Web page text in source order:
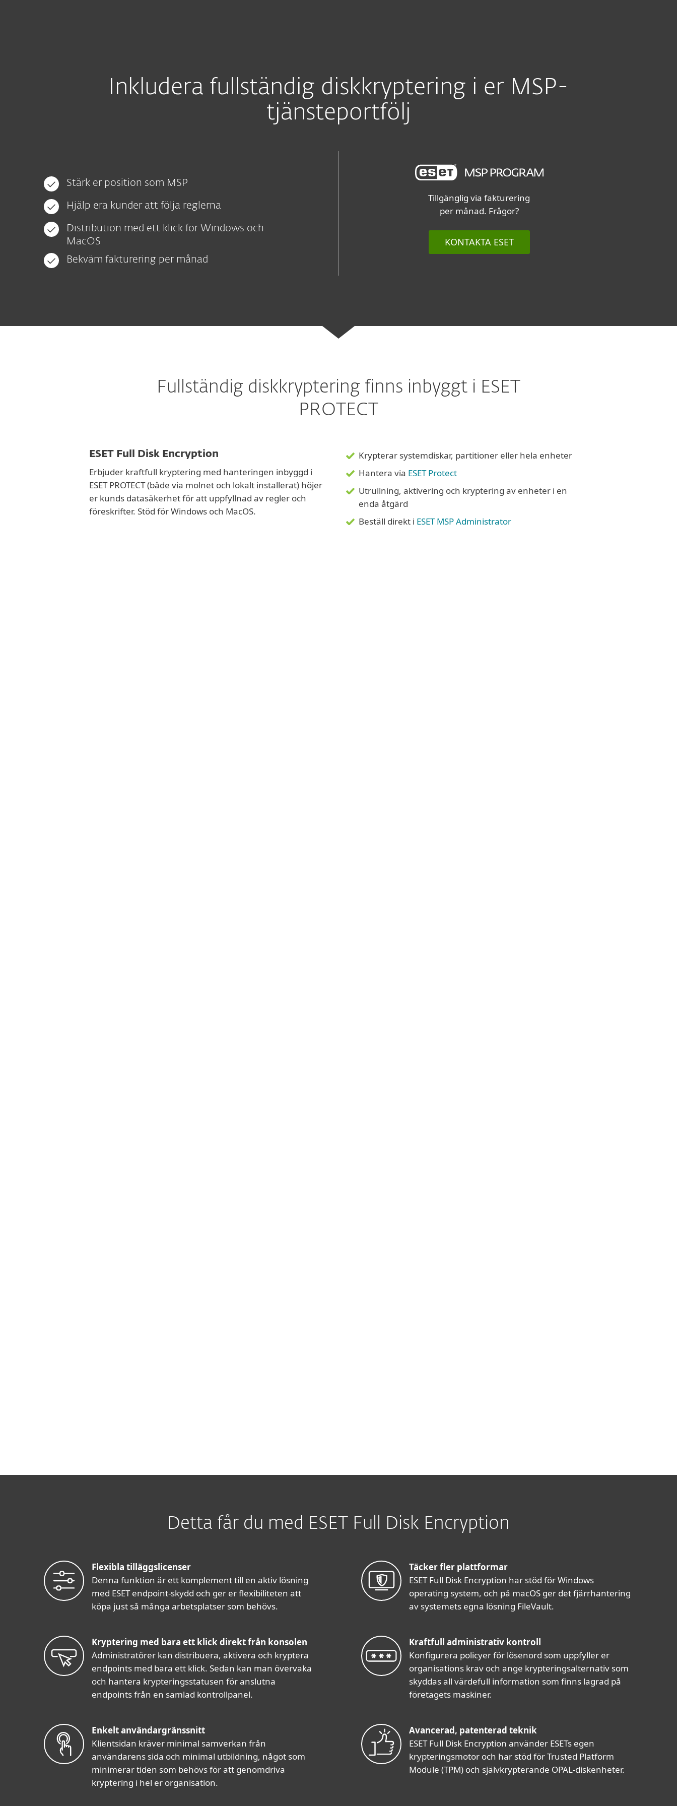
Inkludera fullständig diskkryptering i er MSP-
tjänsteportfölj
Stärk er position som MSP
Hjälp era kunder att följa reglerna
Distribution med ett klick för Windows och
MacOS
Bekväm fakturering per månad
Tillgänglig via fakturering
per månad. Frågor?
KONTAKTA ESET
Fullständig diskkryptering finns inbyggt i ESET
PROTECT
ESET Full Disk Encryption
Erbjuder kraftfull kryptering med hanteringen inbyggd i
ESET PROTECT (både via molnet och lokalt installerat) höjer
er kunds datasäkerhet för att uppfyllnad av regler och
föreskrifter. Stöd för Windows och MacOS.
Krypterar systemdiskar, partitioner eller hela enheter
Hantera via ESET Protect
Utrullning, aktivering och kryptering av enheter i en
enda åtgärd
Beställ direkt i ESET MSP Administrator
Detta får du med ESET Full Disk Encryption
Flexibla tilläggslicenser
Denna funktion är ett komplement till en aktiv lösning
med ESET endpoint-skydd och ger er flexibiliteten att
köpa just så många arbetsplatser som behövs.
Kryptering med bara ett klick direkt från konsolen
Administratörer kan distribuera, aktivera och kryptera
endpoints med bara ett klick. Sedan kan man övervaka
och hantera krypteringsstatusen för anslutna
endpoints från en samlad kontrollpanel.
Enkelt användargränssnitt
Klientsidan kräver minimal samverkan från
användarens sida och minimal utbildning, något som
minimerar tiden som behövs för att genomdriva
kryptering i hel er organisation.
Täcker fler plattformar
ESET Full Disk Encryption har stöd för Windows
operating system, och på macOS ger det fjärrhantering
av systemets egna lösning FileVault.
Kraftfull administrativ kontroll
Konfigurera policyer för lösenord som uppfyller er
organisations krav och ange krypteringsalternativ som
skyddas all värdefull information som finns lagrad på
företagets maskiner.
Avancerad, patenterad teknik
ESET Full Disk Encryption använder ESETs egen
krypteringsmotor och har stöd för Trusted Platform
Module (TPM) och självkrypterande OPAL-diskenheter.